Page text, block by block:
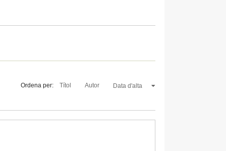
Ordena per: Títol Autor Data d'alta